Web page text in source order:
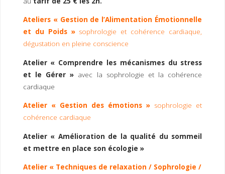
Ateliers « Gestion de l’Alimentation Émotionnelle
et du Poids »sophrologie et cohérence cardiaque,
dégustation en pleine conscience
Atelier « Comprendre les mécanismes du stress
et le Gérer » avec la sophrologie et la cohérence
cardiaque
Atelier « Gestion des émotions » sophrologie et
cohérence cardiaque
Atelier « Amélioration de la qualité du sommeil
et mettre en place son écologie »
Atelier « Techniques de relaxation / Sophrologie /